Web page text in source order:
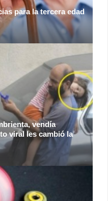
para la tercera edad
en Montevideo no son
entorno acogedor donde
vendía
viral les cambió la
de chocolates como
suficiente para
de ...